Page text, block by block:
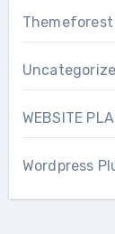
Themeforest
WEBSITE
Wordpress